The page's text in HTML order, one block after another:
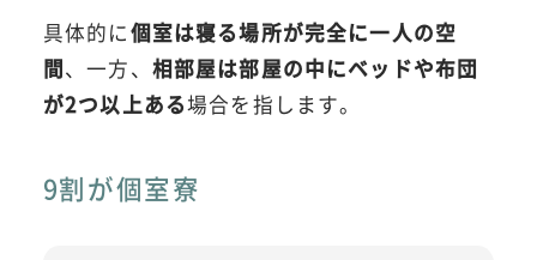
具体的に個室は寝る場所が完全に一人の空
間、一方、 相部屋は部屋の中にベッドや布団
が2つ以上ある場合を指します。
9割が個室寮